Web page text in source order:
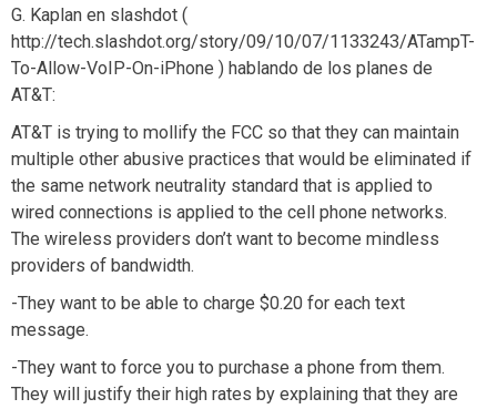
G. Kaplan en slashdot (
http://tech.slashdot.org/story/09/10/07/1133243/ATampT-
To-Allow-VoIP-On-iPhone ) hablando de los planes de
AT&T:
AT&T is trying to mollify the FCC so that they can maintain
multiple other abusive practices that would be eliminated if
the same network neutrality standard that is applied to
wired connections is applied to the cell phone networks.
The wireless providers don’t want to become mindless
providers of bandwidth.
-They want to be able to charge $0.20 for each text
message.
-They want to force you to purchase a phone from them.
They will justify their high rates by explaining that they are